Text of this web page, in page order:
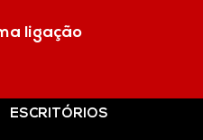
ligação
ESCRITÓRIOS